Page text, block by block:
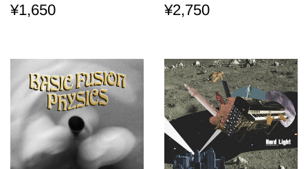
通
常
格
¥1,650 通
常
格
¥2,750